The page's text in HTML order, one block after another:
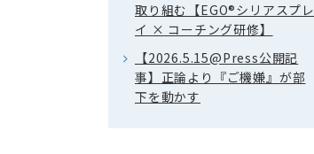
取り組む【EGO®シリアスプレ
イ × コーチング研修】
【2026.5.15@Press公開記
事】正論より『ご機嫌』が部
下を動かす